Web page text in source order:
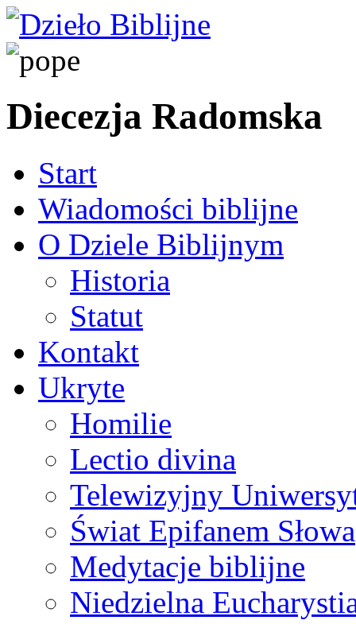
Diecezja Radomska
Start
Wiadomości biblijne
O Dziele Biblijnym
Historia
Statut
Kontakt
Ukryte
Homilie
Lectio divina
Telewizyjny
Świat Epifanem Słowa
Medytacje biblijne
Niedzielna